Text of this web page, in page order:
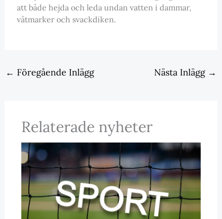
att både hejda och leda undan vatten i dammar,
våtmarker och svackdiken.
← Föregående Inlägg Nästa Inlägg →
Relaterade nyheter